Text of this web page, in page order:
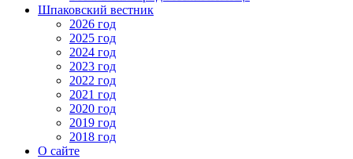
Шпаковский вестник
2026 год
2025 год
2024 год
2023 год
2022 год
2021 год
2020 год
2019 год
2018 год
О сайте